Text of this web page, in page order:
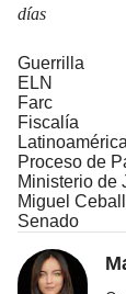
días
Guerrilla
ELN
Farc
Fiscalía
Latinoamérica
Proceso de
Ministerio de
Miguel
Senado